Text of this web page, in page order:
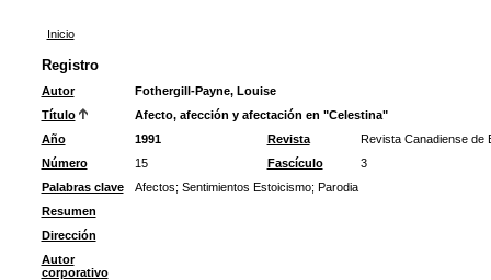
Inicio
Registro
Autor
Fothergill-Payne, Louise
Título
Afecto, afección y afectación en "Celestina"
Año
1991 Revista
Revista Canadiense de
Número
15 Fascículo
3
Palabras clave
Afectos; Sentimientos Estoicismo; Parodia
Resumen
Dirección
Autor
corporativo